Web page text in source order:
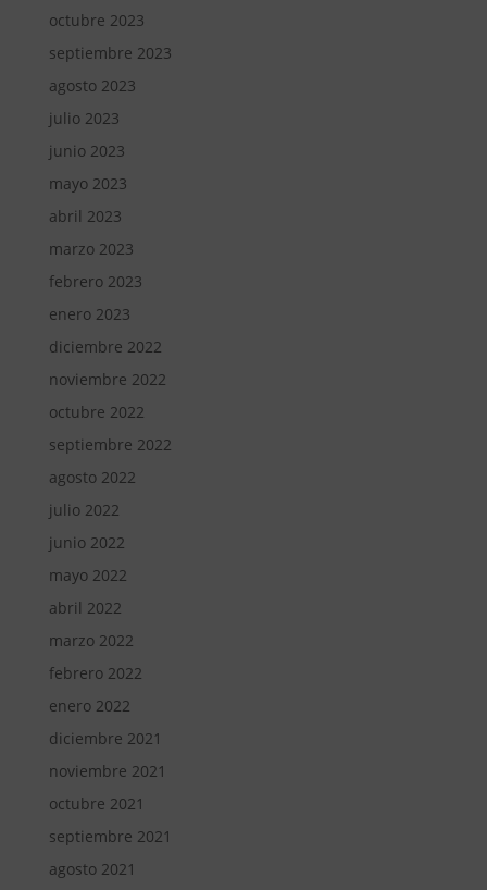
octubre 2023
septiembre 2023
agosto 2023
julio 2023
junio 2023
mayo 2023
abril 2023
marzo 2023
febrero 2023
enero 2023
diciembre 2022
noviembre 2022
octubre 2022
septiembre 2022
agosto 2022
julio 2022
junio 2022
mayo 2022
abril 2022
marzo 2022
febrero 2022
enero 2022
diciembre 2021
noviembre 2021
octubre 2021
septiembre 2021
agosto 2021